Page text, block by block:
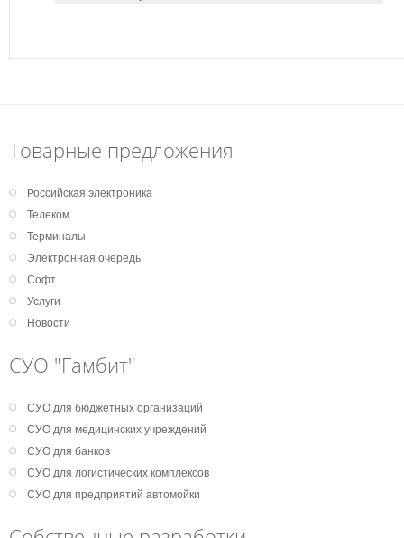
Товарные предложения
Российская электроника
Телеком
Терминалы
Электронная очередь
Софт
Услуги
Новости
СУО "Гамбит"
СУО для бюджетных организаций
СУО для медицинских учреждений
СУО для банков
СУО для логистических комплексов
СУО для предприятий автомойки